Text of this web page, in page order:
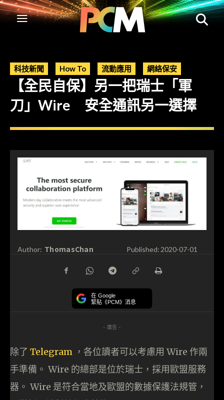
科技新聞 How To 流動應用 網絡保安
【全民自保】另一把瑞士「軍
刀」Wire 安全通訊另一選擇
Author: ThomasChan Published:2020-07-01
在 Google
緊貼《PCM》消息
- 廣告 -
除了 Telegram ，各位讀者可以考慮用 Wire 作兩
手準備。 Wire 的總部是位於瑞士，採用歐盟服務
器。 Wire 是符合當地及歐盟的數據保護法規管，